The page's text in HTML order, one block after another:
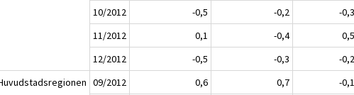
10/2012
-0,5 -0,2
-0,3
11/2012
0,1 -0,4
0,5
12/2012
-0,5 -0,3
-0,2
09/2012 0,6 0,7
-0,1